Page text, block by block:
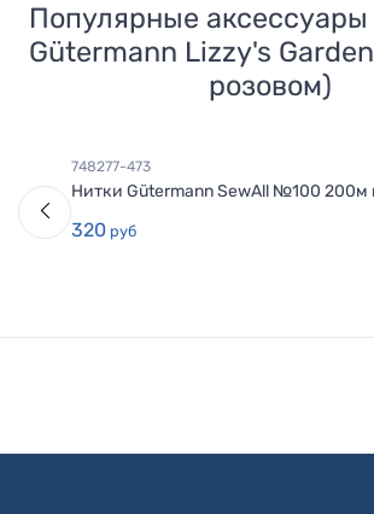
Популярные аксессуары
Gütermann Lizzy's
розовом)
748277-473
Нитки Gütermann SewAll №100 200м
320 руб